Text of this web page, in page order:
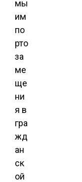
мы
им
по
рто
за
ме
ще
ни
я в
гра
жд
ан
ск
ой